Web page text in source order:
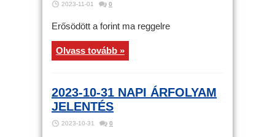
2023-11-01 0
Erősödött a forint ma reggelre
Olvass tovább »
2023-10-31 NAPI ÁRFOLYAM
JELENTÉS
2023-10-31 0